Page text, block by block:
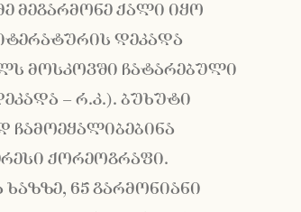
მეგარმონე ქალი იყო
დეკადა
მოსკოვში ჩატარებული
– რ.კ.). ბუხუტი
ჩამოეყალიბებინა
ქორეოგრაფი.
65 გარმონიანი